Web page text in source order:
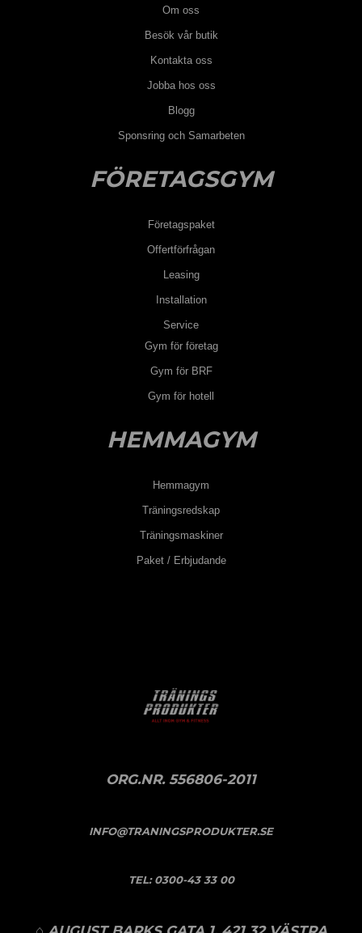
Om oss
Besök vår butik
Kontakta oss
Jobba hos oss
Blogg
Sponsring och Samarbeten
FÖRETAGSGYM
Företagspaket
Offertförfrågan
Leasing
Installation
Service
Gym för företag
Gym för BRF
Gym för hotell
HEMMAGYM
Hemmagym
Träningsredskap
Träningsmaskiner
Paket / Erbjudande
ORG.NR. 556806-2011
INFO@TRANINGSPRODUKTER.SE
TEL:0300-43 33 00